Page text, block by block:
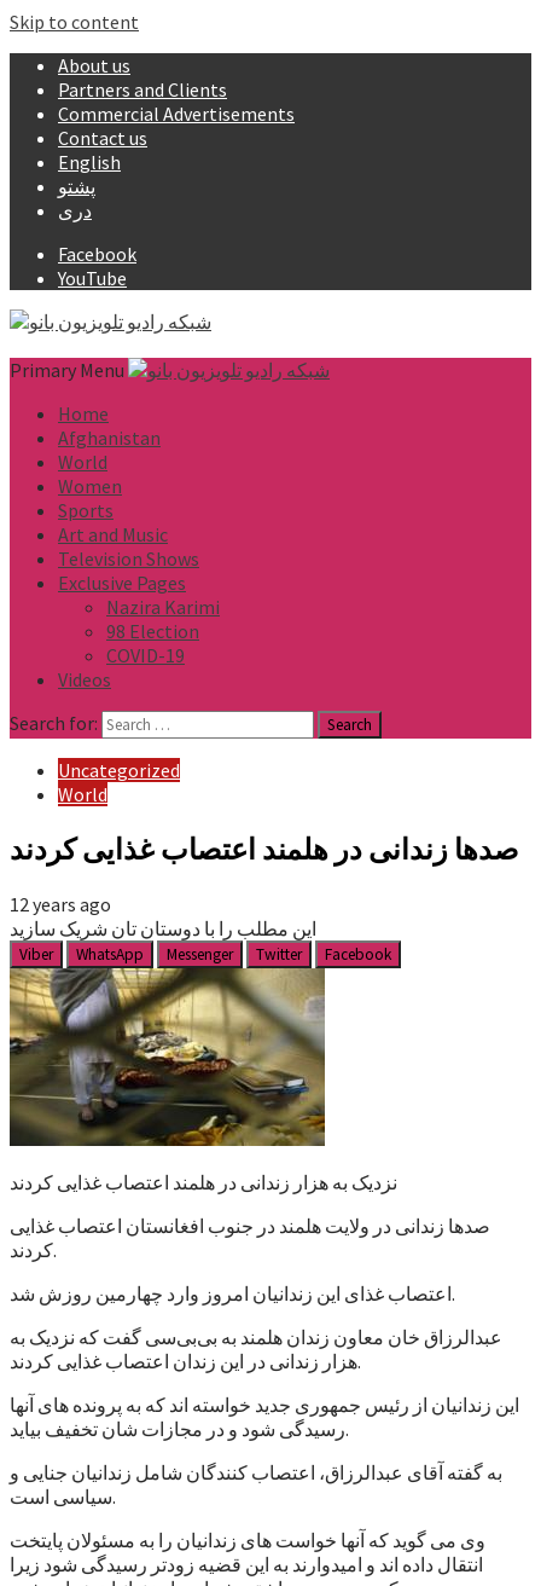
Skip to content
About us
Partners and Clients
Commercial Advertisements
Contact us
English
پشتو
دری
Facebook
YouTube
Primary Menu
Home
Afghanistan
World
Women
Sports
Art and Music
Television Shows
Exclusive Pages
Nazira Karimi
98 Election
COVID-19
Videos
Search for:
Uncategorized
World
صدها زندانی در هلمند اعتصاب غذایی کردند
12 years ago
این مطلب را با دوستان تان شریک سازید
Viber WhatsApp Messenger Twitter Facebook
نزدیک به هزار زندانی در هلمند اعتصاب غذایی کردند
صدها زندانی در ولایت هلمند در جنوب افغانستان اعتصاب غذایی
کردند.
اعتصاب غذای این زندانیان امروز وارد چهارمین روزش شد.
عبدالرزاق خان معاون زندان هلمند به بی‌بی‌سی گفت که نزدیک به
هزار زندانی در این زندان اعتصاب غذایی کردند.
این زندانیان از رئیس جمهوری جدید خواسته اند که به پرونده های آنها
رسیدگی شود و در مجازات شان تخفیف بیاید.
به گفته آقای عبدالرزاق، اعتصاب کنندگان شامل زندانیان جنایی و
سیاسی است.
وی می گوید که آنها خواست های زندانیان را به مسئولان پایتخت
انتقال داده اند و امیدوارند به این قضیه زودتر رسیدگی شود زیرا